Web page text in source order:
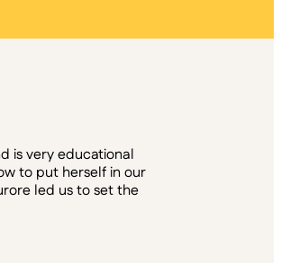
is very educational
to put herself in our
led us to set the